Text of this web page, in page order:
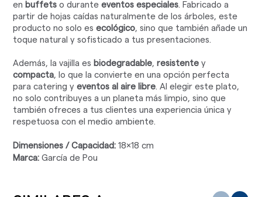
en buffets o duranteeventos especiales. Fabricado a
partir de hojas caídas naturalmente de los árboles, este
producto no solo esecológico, sino que también añade un
toque natural y sofisticado a tus presentaciones.
Además, la vajilla es biodegradable,resistente y
compacta, lo que la convierte en una opción perfecta
para catering yeventos al aire libre. Al elegir este plato,
no solo contribuyes a un planeta más limpio, sino que
también ofreces a tus clientes una experiencia única y
respetuosa con el medio ambiente.
Dimensiones / Capacidad: 18x18 cm
Marca: García de Pou